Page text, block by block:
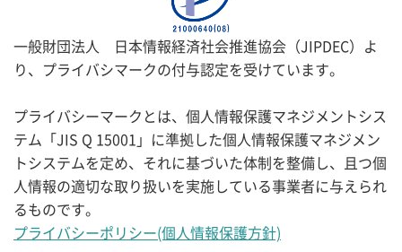
一般財団法人 日本情報経済社会推進協会（JIPDEC）よ
り、プライバシマークの付与認定を受けています。
プライバシーマークとは、個人情報保護マネジメントシス
テム「JIS Q 15001」に準拠した個人情報保護マネジメン
トシステムを定め、それに基づいた体制を整備し、且つ個
人情報の適切な取り扱いを実施している事業者に与えられ
るものです。
プライバシーポリシー(個人情報保護方針)